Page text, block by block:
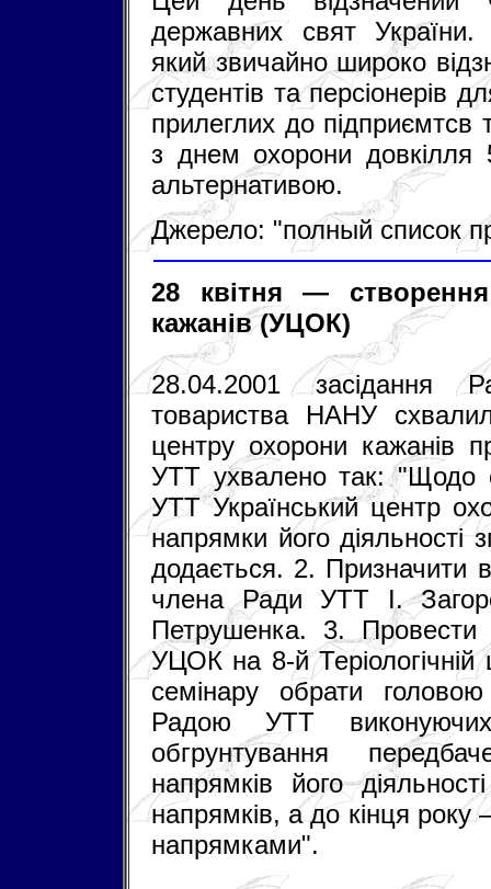
державних свят України.
який звичайно широко
студентів та персіонерів
прилеглих до підприємтсв
з днем охорони довкілля
альтернативою.
Джерело: "полный список
28 квітня —
кажанів (УЦОК)
28.04.2001 засідання
товариства НАНУ
центру охорони кажанів
УТТ ухвалено так: "Щодо
УТТ Український центр
напрямки його
додається. 2. Призначити
члена Ради УТТ І.
Петрушенка. 3. Провести
УЦОК на 8-й
семінару обрати
Радою УТТ
обгрунтування
напрямків його
напрямків, а до кінця
напрямками".